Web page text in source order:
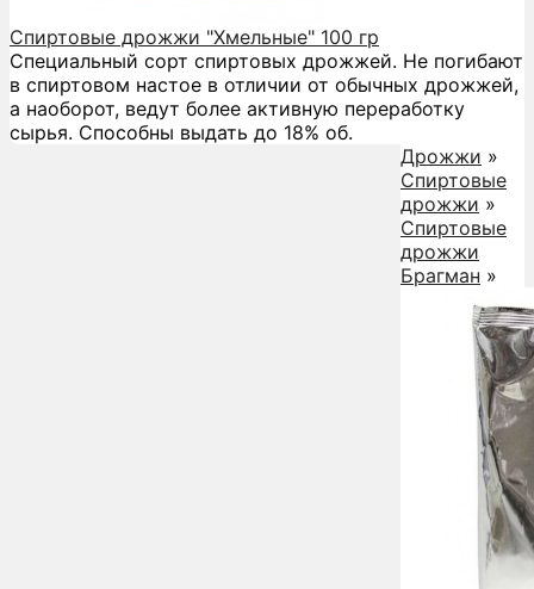
Спиртовые дрожжи "Хмельные" 100 гр
Специальный сорт спиртовых дрожжей. Не погибают
в спиртовом настое в отличии от обычных дрожжей,
а наоборот, ведут более активную переработку
сырья. Способны выдать до 18% об.
Дрожжи »
Спиртовые
дрожжи »
Спиртовые
дрожжи
Брагман »